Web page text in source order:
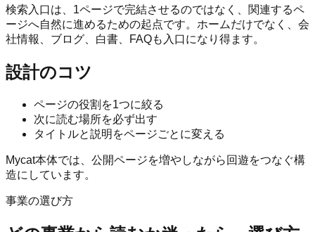
検索入口は、1ページで完結させるのではなく、関連するペ
ージへ自然に進めるための起点です。ホームだけでなく、会
社情報、ブログ、白書、FAQも入口になり得ます。
設計のコツ
ページの役割を1つに絞る
次に読む場所を必ず出す
タイトルと説明をページごとに変える
Mycat本体では、公開ページを増やしながら回遊をつなぐ構
造にしています。
事業の選び方